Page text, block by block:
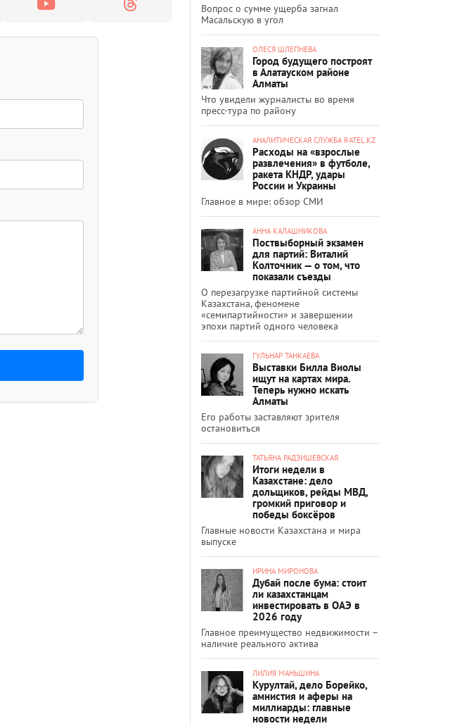
Вопрос о сумме ущерба загнал
Масальскую в угол
ОЛЕСЯ ШЛЕПНЕВА
Город будущего построят
в Алатауском районе
Алматы
Что увидели журналисты во время
пресс-тура по району
АНАЛИТИЧЕСКАЯ СЛУЖБА RATEL.KZ
Расходы на «взрослые
развлечения» в футболе,
ракета КНДР, удары
России и Украины
Главное в мире: обзор СМИ
АННА КАЛАШНИКОВА
Поствыборный экзамен
для партий: Виталий
Колточник — о том, что
показали съезды
О перезагрузке партийной системы
Казахстана, феномене
«семипартийности» и завершении
эпохи партий одного человека
ГУЛЬНАР ТАНКАЕВА
Выставки Билла Виолы
ищут на картах мира.
Теперь нужно искать
Алматы
Его работы заставляют зрителя
остановиться
ТАТЬЯНА РАДЗИШЕВСКАЯ
Итоги недели в
Казахстане: дело
дольщиков, рейды МВД,
громкий приговор и
победы боксёров
Главные новости Казахстана и мира
выпуске
ИРИНА МИРОНОВА
Дубай после бума: стоит
ли казахстанцам
инвестировать в ОАЭ в
2026 году
Главное преимущество недвижимости –
наличие реального актива
ЛИЛИЯ МАНЬШИНА
Курултай, дело Борейко,
амнистия и аферы на
миллиарды: главные
новости недели